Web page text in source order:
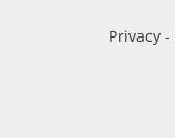
Privacy -